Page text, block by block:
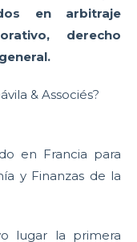
en arbitraje
derecho
& Associés?
en Francia para
y Finanzas de la
lugar la primera